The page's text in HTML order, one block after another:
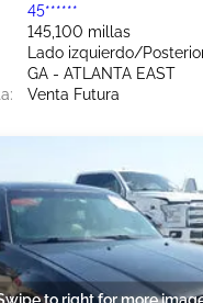
45******
145,100 millas
Lado izquierdo/
GA - ATLANTA EAST
Venta Futura